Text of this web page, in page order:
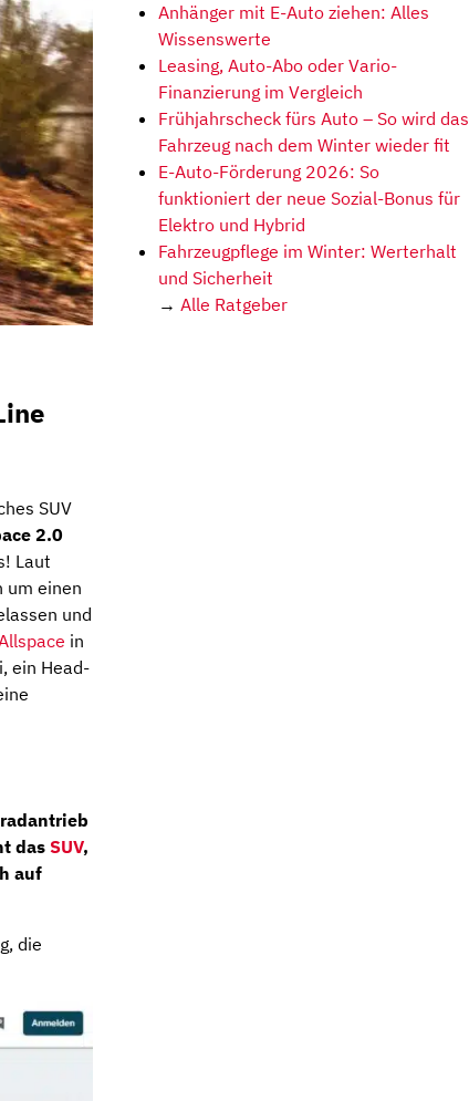
SUV
2.0
Laut
um einen
und
in
ein Head-
das SUV,
auf
die
Anhänger mit E-Auto ziehen: Alles
Wissenswerte
Leasing, Auto-Abo oder Vario-
Finanzierung im Vergleich
Frühjahrscheck fürs Auto – So wird das
Fahrzeug nach dem Winter wieder fit
E-Auto-Förderung 2026: So
funktioniert der neue Sozial-Bonus für
Elektro und Hybrid
Fahrzeugpflege im Winter: Werterhalt
und Sicherheit
→ Alle Ratgeber